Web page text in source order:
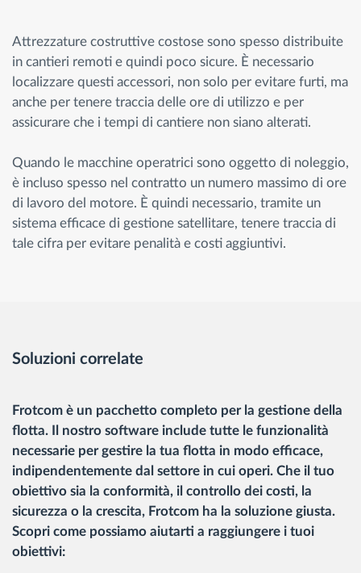
Scopri quanto risparmi
Attrezzature costruttive costose sono spesso distribuite
in cantieri remoti e quindi poco sicure. È necessario
localizzare questi accessori, non solo per evitare furti, ma
anche per tenere traccia delle ore di utilizzo e per
assicurare che i tempi di cantiere non siano alterati.
Quando le macchine operatrici sono oggetto di noleggio,
è incluso spesso nel contratto un numero massimo di ore
di lavoro del motore. È quindi necessario, tramite un
sistema efficace di gestione satellitare, tenere traccia di
tale cifra per evitare penalità e costi aggiuntivi.
Soluzioni correlate
Frotcom è un pacchetto completo per la gestione della
flotta. Il nostro software include tutte le funzionalità
necessarie per gestire la tua flotta in modo efficace,
indipendentemente dal settore in cui operi. Che il tuo
obiettivo sia la conformità, il controllo dei costi, la
sicurezza o la crescita, Frotcom ha la soluzione giusta.
Scopri come possiamo aiutarti a raggiungere i tuoi
obiettivi: